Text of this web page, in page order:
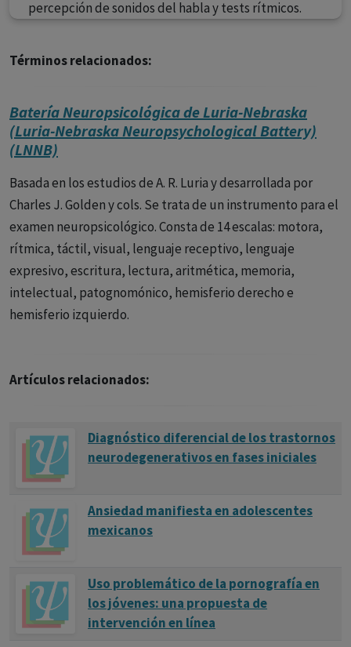
percepción de sonidos del habla y tests rítmicos.
Términos relacionados:
Batería Neuropsicológica de Luria-Nebraska
(Luria-Nebraska Neuropsychological Battery)
(LNNB)
Basada en los estudios de A. R. Luria y desarrollada por
Charles J. Golden y cols. Se trata de un instrumento para el
examen neuropsicológico. Consta de 14 escalas: motora,
rítmica, táctil, visual, lenguaje receptivo, lenguaje
expresivo, escritura, lectura, aritmética, memoria,
intelectual, patognomónico, hemisferio derecho e
hemisferio izquierdo.
Artículos relacionados:
Diagnóstico diferencial de los trastornos
neurodegenerativos en fases iniciales
Ansiedad manifiesta en adolescentes
mexicanos
Uso problemático de la pornografía en
los jóvenes: una propuesta de
intervención en línea